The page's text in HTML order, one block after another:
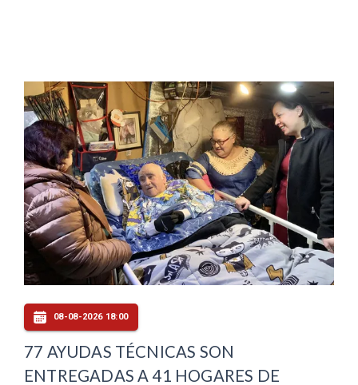
08-08-2026 18:00
77 AYUDAS TÉCNICAS SON
ENTREGADAS A 41 HOGARES DE